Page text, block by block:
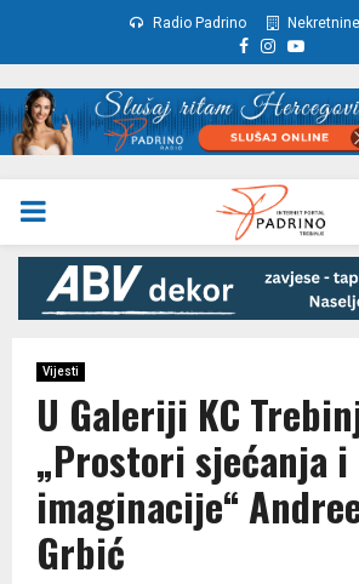
Radio Padrino
Facebook
Instagram
Youtube
PRIMARY
MENU
Vijesti
U Galeriji KC
„Prostori sjećanja i
imaginacije“
Grbić